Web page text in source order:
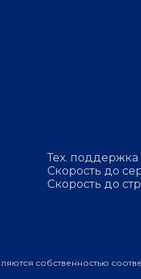
Тех. поддержка
Скорость до
Скорость до
собственностью